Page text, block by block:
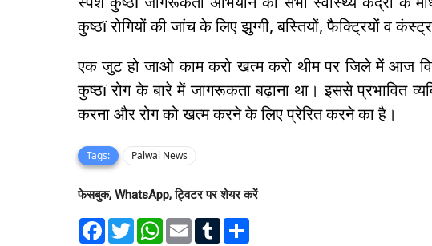
कुष्ठï रोगियों की जांच के लिए झुग्गी, बस्तियों, फैक्ट्रियों व
एक जुट हो जाओ काम करो खत्म करो थीम पर जिले में आज
कुष्ठï रोग के बारे में जागरूकता बढ़ाना था। इससे प्रभावित
करना और रोग को खत्म करने के लिए प्रेरित करने का है।
Tags: Palwal News
फेसबुक, WhatsApp, ट्विटर पर शेयर करें
F
T
w
W
E
T